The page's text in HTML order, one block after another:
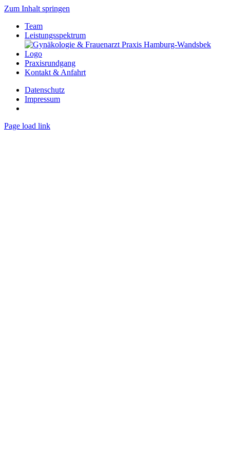
Zum Inhalt springen
Team
Leistungsspektrum
Praxisrundgang
Kontakt & Anfahrt
Datenschutz
Impressum
Page load link